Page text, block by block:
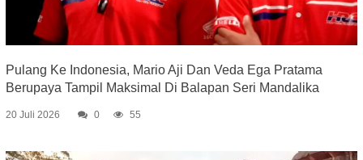
Pulang Ke Indonesia, Mario Aji Dan Veda Ega Pratama
Berupaya Tampil Maksimal Di Balapan Seri Mandalika
20 Juli 2026 0 55